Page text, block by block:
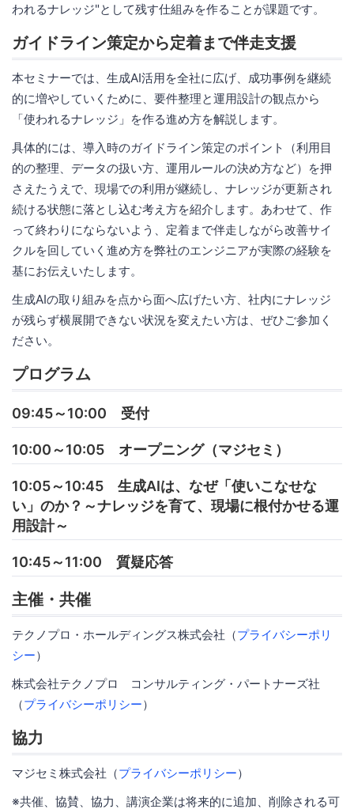
われるナレッジ"として残す仕組みを作ることが課題です。
ガイドライン策定から定着まで伴走支援
本セミナーでは、生成AI活用を全社に広げ、成功事例を継続
的に増やしていくために、要件整理と運用設計の観点から
「使われるナレッジ」を作る進め方を解説します。
具体的には、導入時のガイドライン策定のポイント（利用目
的の整理、データの扱い方、運用ルールの決め方など）を押
さえたうえで、現場での利用が継続し、ナレッジが更新され
続ける状態に落とし込む考え方を紹介します。あわせて、作
って終わりにならないよう、定着まで伴走しながら改善サイ
クルを回していく進め方を弊社のエンジニアが実際の経験を
基にお伝えいたします。
生成AIの取り組みを点から面へ広げたい方、社内にナレッジ
が残らず横展開できない状況を変えたい方は、ぜひご参加く
ださい。
プログラム
09:45～10:00 受付
10:00～10:05 オープニング（マジセミ）
10:05～10:45 生成AIは、なぜ「使いこなせな
い」のか？～ナレッジを育て、現場に根付かせる運
用設計～
10:45～11:00 質疑応答
主催・共催
テクノプロ・ホールディングス株式会社（プライバシーポリ
シー）
株式会社テクノプロ コンサルティング・パートナーズ社
（プライバシーポリシー）
協力
マジセミ株式会社（プライバシーポリシー）
※共催、協賛、協力、講演企業は将来的に追加、削除される可